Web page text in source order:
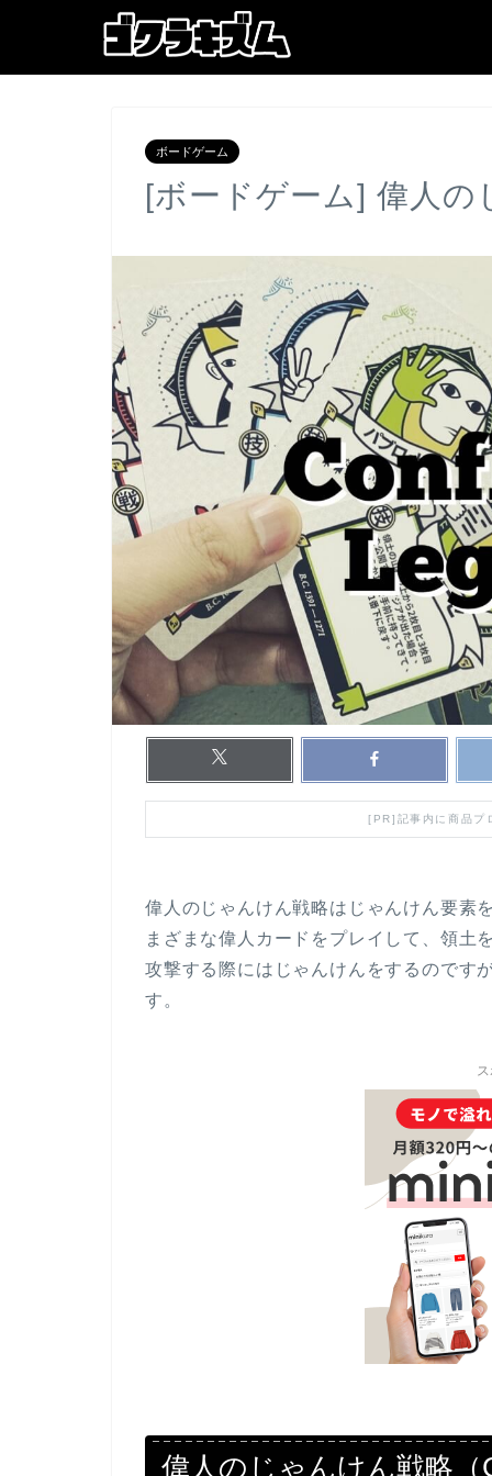
ボードゲーム
[ボードゲーム] 偉人の
[PR]記事内に商品プ
偉人のじゃんけん戦略はじゃんけん要素
まざまな偉人カードをプレイして、領土
攻撃する際にはじゃんけんをするのです
す。
偉人のじゃんけん戦略（